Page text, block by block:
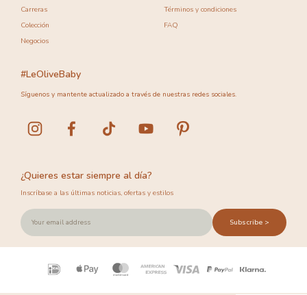
Carreras
Colección
Negocios
Términos y condiciones
FAQ
¿Quieres estar siempre al día?
Inscríbase a las últimas noticias, ofertas y estilos
Subscribe >
#LeOliveBaby
Síguenos y mantente actualizado a través de nuestras redes sociales.
Métodos